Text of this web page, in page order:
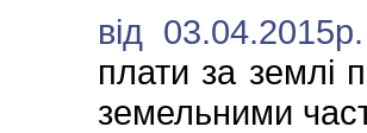
від
плати за землі
земельними